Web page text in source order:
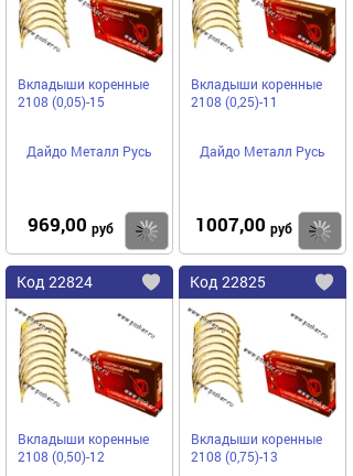
Вкладыши коренные
2108 (0,05)-15
Дайдо Металл Русь
969,00 руб Купить
Вкладыши коренные
2108 (0,25)-11
Дайдо Металл Русь
1007,00 руб
Код 22824
Добавить
избранное
Вкладыши коренные
2108 (0,50)-12
Код 22825
Вкладыши коренные
2108 (0,75)-13